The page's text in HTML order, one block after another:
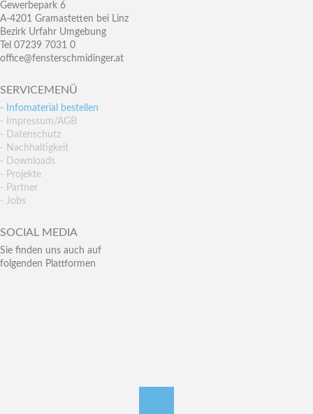
Gewerbepark 6
A-4201 Gramastetten bei Linz
Bezirk Urfahr Umgebung
Tel 07239 7031 0
office@fensterschmidinger.at
SERVICEMENÜ
- Infomaterial bestellen
- Impressum/AGB
- Datenschutz
- Nachhaltigkeit
- Downloads
- Projekte
- Partner
- Jobs
SOCIAL MEDIA
Sie finden uns auch auf
folgenden Plattformen